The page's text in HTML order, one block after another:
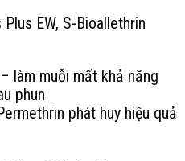
EW, S-Bioallethrin
làm muỗi mất khả năng
phun
phát huy hiệu quả